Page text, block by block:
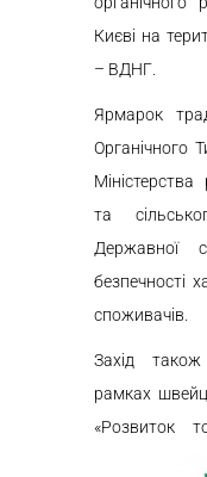
Києві на
– ВДНГ.
Ярмарок
Органічного
Міністерства
та
Державної
безпечності
споживачів.
Захід
рамках
«Розвиток